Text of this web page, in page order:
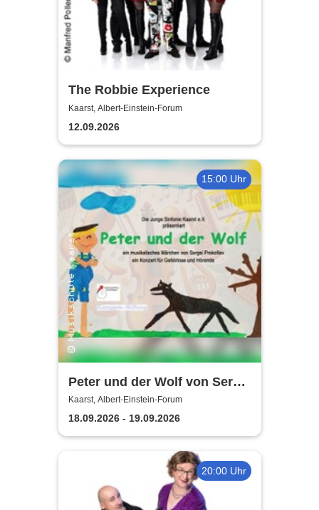
The Robbie Experience
Kaarst, Albert-Einstein-Forum
12.09.2026
15:00 Uhr
Peter und der Wolf von Sergei
Prokofiev | Konzert für
Gehörlose und Hörende
Kaarst, Albert-Einstein-Forum
18.09.2026 - 19.09.2026
20:00 Uhr